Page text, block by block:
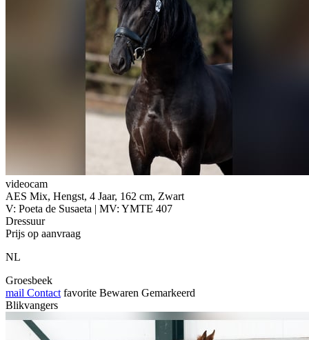
videocam
AES Mix, Hengst, 4 Jaar, 162 cm, Zwart
V: Poeta de Susaeta | MV: YMTE 407
Dressuur
Prijs op aanvraag
NL
Groesbeek
mail Contact favorite Bewaren Gemarkeerd
Blikvangers